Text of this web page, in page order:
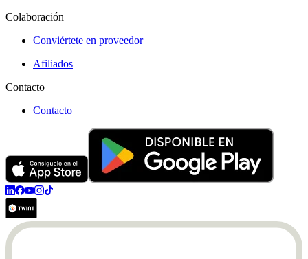
Colaboración
Conviértete en proveedor
Afiliados
Contacto
Contacto